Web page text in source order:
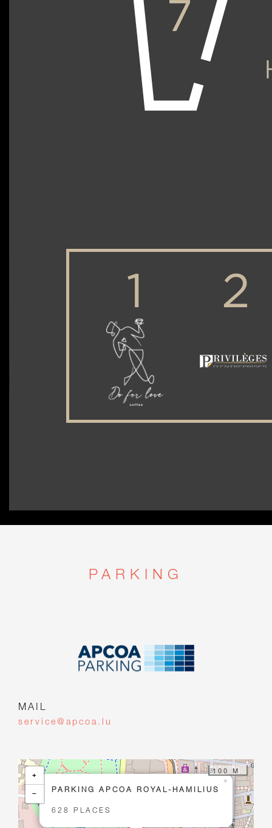
PARKING
MAIL
service@apcoa.lu
PARKING APCOA ROYAL-HAMILIUS
628 PLACES
×
+
−
100 M